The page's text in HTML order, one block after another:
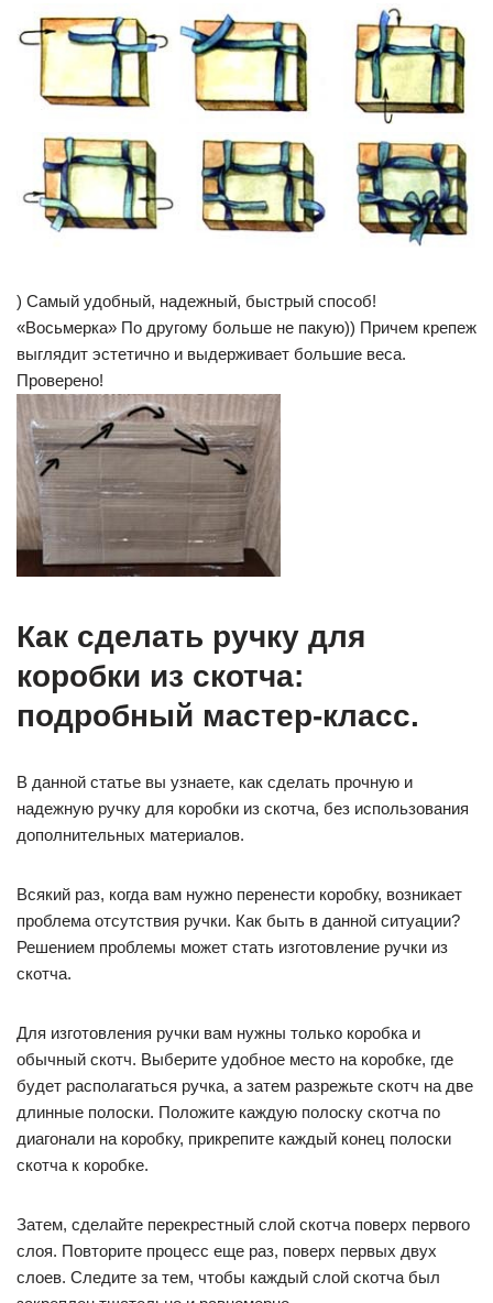
) Самый удобный, надежный, быстрый способ!
«Восьмерка» По другому больше не пакую)) Причем крепеж
выглядит эстетично и выдерживает большие веса.
Проверено!
Как сделать ручку для
коробки из скотча:
подробный мастер-класс.
В данной статье вы узнаете, как сделать прочную и
надежную ручку для коробки из скотча, без использования
дополнительных материалов.
Всякий раз, когда вам нужно перенести коробку, возникает
проблема отсутствия ручки. Как быть в данной ситуации?
Решением проблемы может стать изготовление ручки из
скотча.
Для изготовления ручки вам нужны только коробка и
обычный скотч. Выберите удобное место на коробке, где
будет располагаться ручка, а затем разрежьте скотч на две
длинные полоски. Положите каждую полоску скотча по
диагонали на коробку, прикрепите каждый конец полоски
скотча к коробке.
Затем, сделайте перекрестный слой скотча поверх первого
слоя. Повторите процесс еще раз, поверх первых двух
слоев. Следите за тем, чтобы каждый слой скотча был